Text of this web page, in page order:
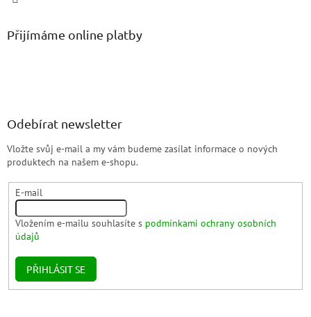
Přijímáme online platby
Odebírat newsletter
Vložte svůj e-mail a my vám budeme zasílat informace o nových
produktech na našem e-shopu.
E-mail
Vložením e-mailu souhlasíte s podmínkami ochrany osobních
údajů
PŘIHLÁSIT SE